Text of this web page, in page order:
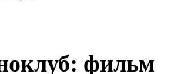
фильм